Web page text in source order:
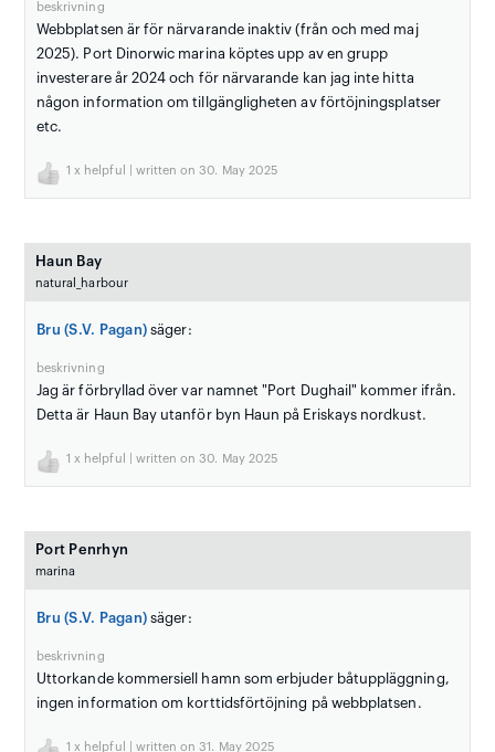
beskrivning
Webbplatsen är för närvarande inaktiv (från och med maj
2025). Port Dinorwic marina köptes upp av en grupp
investerare år 2024 och för närvarande kan jag inte hitta
någon information om tillgängligheten av förtöjningsplatser
etc.
1 x helpful | written on 30. May 2025
Haun Bay
natural_harbour
Bru (S.V. Pagan) säger:
beskrivning
Jag är förbryllad över var namnet "Port Dughail" kommer ifrån.
Detta är Haun Bay utanför byn Haun på Eriskays nordkust.
1 x helpful | written on 30. May 2025
Port Penrhyn
marina
Bru (S.V. Pagan) säger:
beskrivning
Uttorkande kommersiell hamn som erbjuder båtuppläggning,
ingen information om korttidsförtöjning på webbplatsen.
1 x helpful | written on 31. May 2025